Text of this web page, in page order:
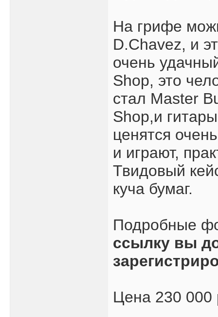
На грифе
D.Chavez, и
очень
Shop, это
стал Master
Shop,и
ценятся
и играют,
Твидовый
куча бумаг.
Подробные
ссылку вы
Цена 230 000